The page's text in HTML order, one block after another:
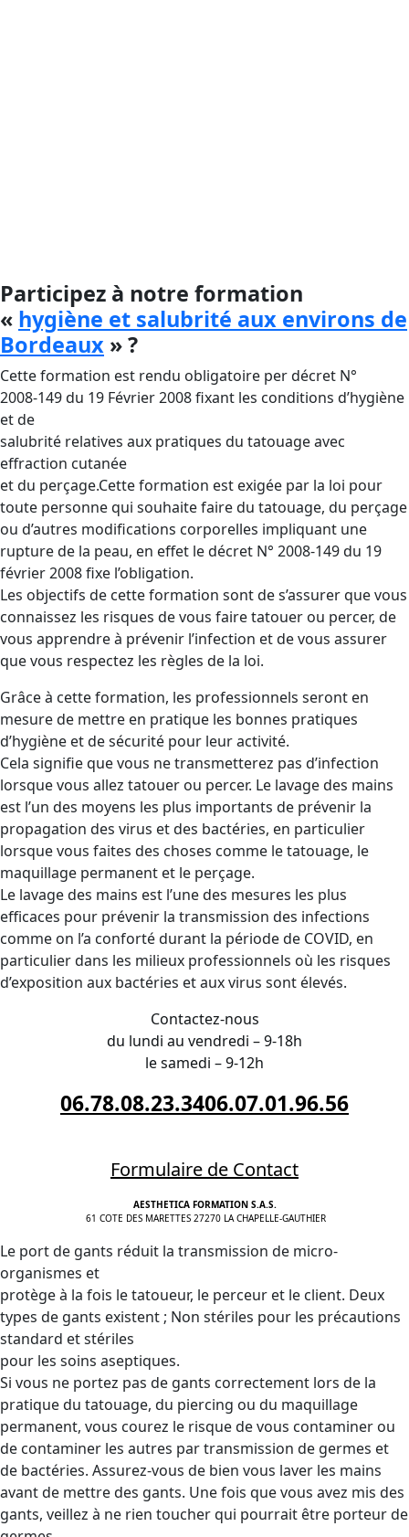
Participez à notre formation
« hygiène et salubrité aux environs de
Bordeaux » ?
Cette formation est rendu obligatoire per décret N°
2008-149 du 19 Février 2008 fixant les conditions d’hygiène
et de
salubrité relatives aux pratiques du tatouage avec
effraction cutanée
et du perçage.Cette formation est exigée par la loi pour
toute personne qui souhaite faire du tatouage, du perçage
ou d’autres modifications corporelles impliquant une
rupture de la peau, en effet le décret N° 2008-149 du 19
février 2008 fixe l’obligation.
Les objectifs de cette formation sont de s’assurer que vous
connaissez les risques de vous faire tatouer ou percer, de
vous apprendre à prévenir l’infection et de vous assurer
que vous respectez les règles de la loi.
Grâce à cette formation, les professionnels seront en
mesure de mettre en pratique les bonnes pratiques
d’hygiène et de sécurité pour leur activité.
Cela signifie que vous ne transmetterez pas d’infection
lorsque vous allez tatouer ou percer. Le lavage des mains
est l’un des moyens les plus importants de prévenir la
propagation des virus et des bactéries, en particulier
lorsque vous faites des choses comme le tatouage, le
maquillage permanent et le perçage.
Le lavage des mains est l’une des mesures les plus
efficaces pour prévenir la transmission des infections
comme on l’a conforté durant la période de COVID, en
particulier dans les milieux professionnels où les risques
d’exposition aux bactéries et aux virus sont élevés.
Contactez-nous
du lundi au vendredi – 9-18h
le samedi – 9-12h
06.78.08.23.3406.07.01.96.56
Formulaire de Contact
AESTHETICA FORMATION S.A.S.
61 COTE DES MARETTES 27270 LA CHAPELLE-GAUTHIER
Le port de gants réduit la transmission de micro-
organismes et
protège à la fois le tatoueur, le perceur et le client. Deux
types de gants existent ; Non stériles pour les précautions
standard et stériles
pour les soins aseptiques.
Si vous ne portez pas de gants correctement lors de la
pratique du tatouage, du piercing ou du maquillage
permanent, vous courez le risque de vous contaminer ou
de contaminer les autres par transmission de germes et
de bactéries. Assurez-vous de bien vous laver les mains
avant de mettre des gants. Une fois que vous avez mis des
gants, veillez à ne rien toucher qui pourrait être porteur de